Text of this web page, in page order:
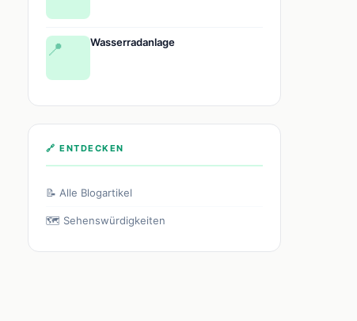
📍 Wasserradanlage
🔗 ENTDECKEN
📝 Alle Blogartikel
🗺️ Sehenswürdigkeiten